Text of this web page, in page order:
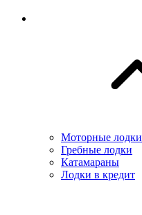
Моторные лодки
Гребные лодки
Катамараны
Лодки в кредит